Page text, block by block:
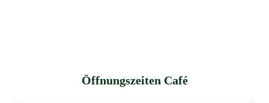
Öffnungszeiten Café